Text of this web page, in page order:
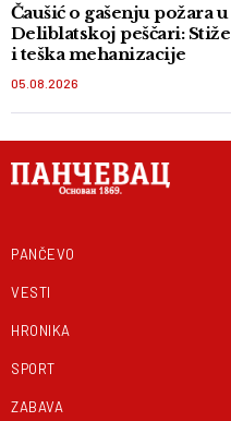
Čaušić o gašenju požara u
Deliblatskoj peščari: Stiže
i teška mehanizacije
05.08.2026
PANČEVO
VESTI
HRONIKA
SPORT
ZABAVA